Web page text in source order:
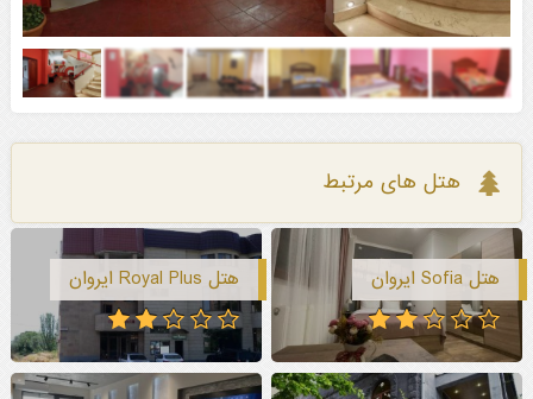
هتل های مرتبط
هتل Sofia ایروان هتل Royal Plus ایروان